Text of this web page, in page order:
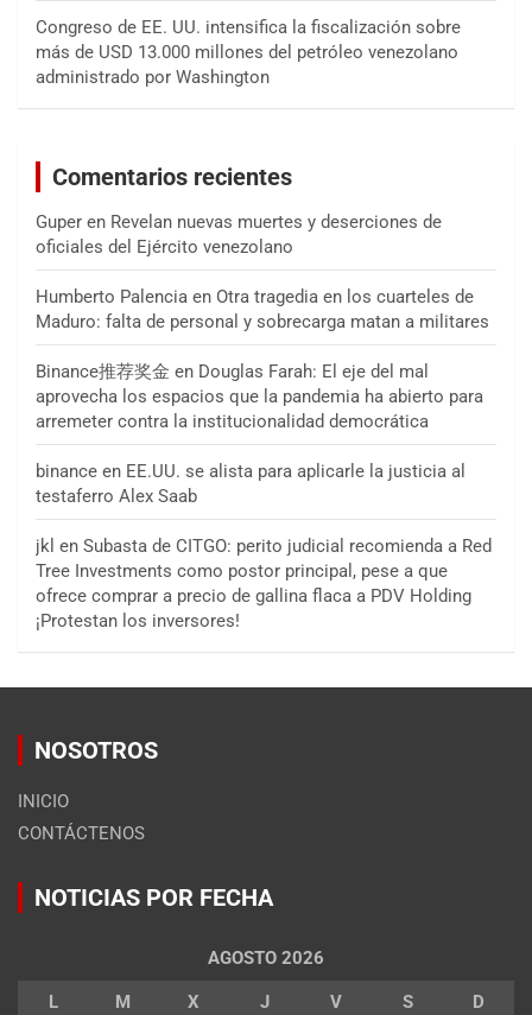
Congreso de EE. UU. intensifica la fiscalización sobre
más de USD 13.000 millones del petróleo venezolano
administrado por Washington
Comentarios recientes
Guper en Revelan nuevas muertes y deserciones de
oficiales del Ejército venezolano
Humberto Palencia en Otra tragedia en los cuarteles de
Maduro: falta de personal y sobrecarga matan a militares
Binance推荐奖金 en Douglas Farah: El eje del mal
aprovecha los espacios que la pandemia ha abierto para
arremeter contra la institucionalidad democrática
binance en EE.UU. se alista para aplicarle la justicia al
testaferro Alex Saab
jkl en Subasta de CITGO: perito judicial recomienda a Red
Tree Investments como postor principal, pese a que
ofrece comprar a precio de gallina flaca a PDV Holding
¡Protestan los inversores!
NOSOTROS
INICIO
CONTÁCTENOS
NOTICIAS POR FECHA
AGOSTO 2026
L M X J V S D